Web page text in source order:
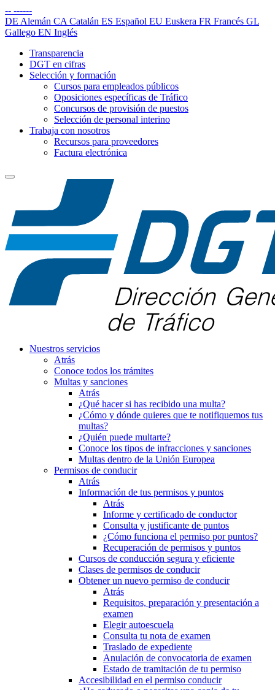
-- ------
DE Alemán CA Catalán ES Español EU Euskera FR Francés GL
Gallego EN Inglés
Transparencia
DGT en cifras
Selección y formación
Cursos para empleados públicos
Oposiciones específicas de Tráfico
Concursos de provisión de puestos
Selección de personal interino
Trabaja con nosotros
Recursos para proveedores
Factura electrónica
Nuestros servicios
Atrás
Conoce todos los trámites
Multas y sanciones
Atrás
¿Qué hacer si has recibido una multa?
¿Cómo y dónde quieres que te notifiquemos tus
multas?
¿Quién puede multarte?
Conoce los tipos de infracciones y sanciones
Multas dentro de la Unión Europea
Permisos de conducir
Atrás
Información de tus permisos y puntos
Atrás
Informe y certificado de conductor
Consulta y justificante de puntos
¿Cómo funciona el permiso por puntos?
Recuperación de permisos y puntos
Cursos de conducción segura y eficiente
Clases de permisos de conducir
Obtener un nuevo permiso de conducir
Atrás
Requisitos, preparación y presentación a
examen
Elegir autoescuela
Consulta tu nota de examen
Traslado de expediente
Anulación de convocatoria de examen
Estado de tramitación de tu permiso
Accesibilidad en el permiso conducir